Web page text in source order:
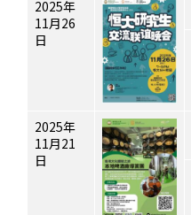
2025年
11月26
日
2025年
11月21
日